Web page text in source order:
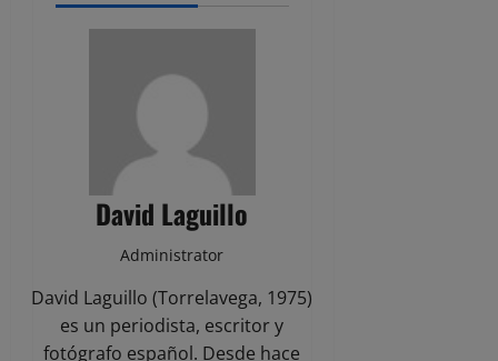
David Laguillo
Administrator
David Laguillo (Torrelavega, 1975)
es un periodista, escritor y
fotógrafo español. Desde hace